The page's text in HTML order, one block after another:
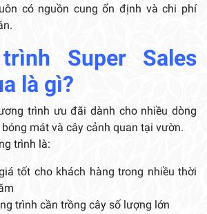
có nguồn cung ổn định và chi phí
Super Sales
là gì?
trình ưu đãi dành cho nhiều dòng
mát và cây cảnh quan tại vườn.
trình là:
tốt cho khách hàng trong nhiều thời
trình cần trồng cây số lượng lớn